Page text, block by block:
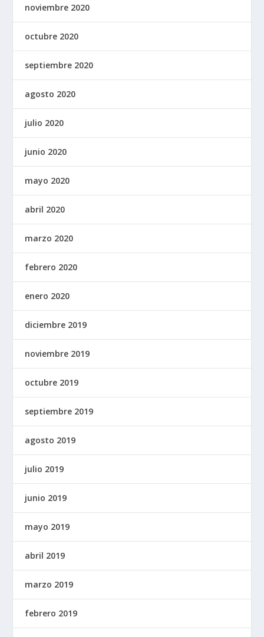
noviembre 2020
octubre 2020
septiembre 2020
agosto 2020
julio 2020
junio 2020
mayo 2020
abril 2020
marzo 2020
febrero 2020
enero 2020
diciembre 2019
noviembre 2019
octubre 2019
septiembre 2019
agosto 2019
julio 2019
junio 2019
mayo 2019
abril 2019
marzo 2019
febrero 2019